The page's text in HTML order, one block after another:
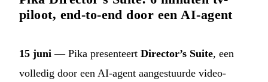
piloot, end-to-end door een AI-agent
15 juni — Pika presenteert Director’s Suite, een
volledig door een AI-agent aangestuurde video-